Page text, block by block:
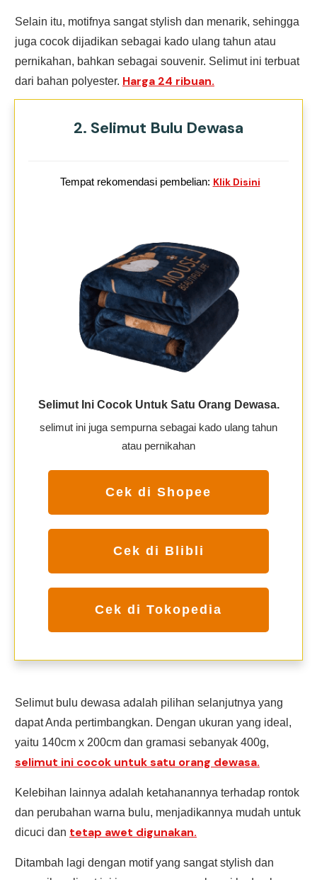
Selain itu, motifnya sangat stylish dan menarik, sehingga
juga cocok dijadikan sebagai kado ulang tahun atau
pernikahan, bahkan sebagai souvenir. Selimut ini terbuat
dari bahan polyester. Harga 24 ribuan.
2. Selimut Bulu Dewasa
Tempat rekomendasi pembelian: Klik Disini
Selimut Ini Cocok Untuk Satu Orang Dewasa.
selimut ini juga sempurna sebagai kado ulang tahun
atau pernikahan
Cek di Shopee
Cek di Blibli
Cek di Tokopedia
Selimut bulu dewasa adalah pilihan selanjutnya yang
dapat Anda pertimbangkan. Dengan ukuran yang ideal,
yaitu 140cm x 200cm dan gramasi sebanyak 400g,
selimut ini cocok untuk satu orang dewasa.
Kelebihan lainnya adalah ketahanannya terhadap rontok
dan perubahan warna bulu, menjadikannya mudah untuk
dicuci dan tetap awet digunakan.
Ditambah lagi dengan motif yang sangat stylish dan